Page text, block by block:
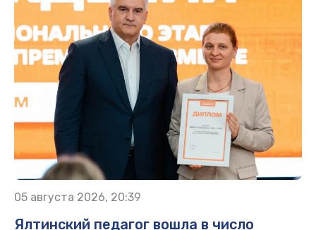
05 августа 2026, 20:39
Ялтинский педагог вошла в число